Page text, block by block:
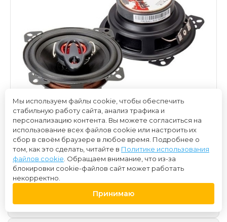
1 600 ₽
Нет в наличии
Мы используем файлы cookie, чтобы обеспечить
стабильную работу сайта, анализ трафика и
персонализацию контента. Вы можете согласиться на
использование всех файлов cookie или настроить их
сбор в своём браузере в любое время. Подробнее о
том, как это сделать, читайте в Политике использования
файлов cookie . Обращаем внимание, что из-за
блокировки cookie-файлов сайт может работать
некорректно.
Принимаю